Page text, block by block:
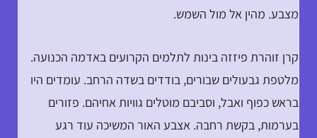
מצבע. מהין אל מול השמש.
קרן זוהרת פיזזה בינות לתלמים הקרועים באדמה הכנועה.
מלטפת גבעולים שבורים, בודדים בשדה הרחב. עומדים היו
בראש כפוף ואבל, וסביבם מוטלים גוויות אחיהם. פזורים
בערמות, בקשת רחבה. אצבע האור המשיכה עוד רגע